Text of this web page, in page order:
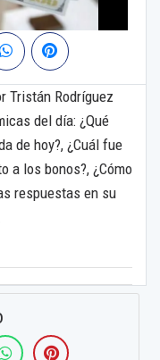
Tristán Rodríguez
del día: ¿Qué
de hoy?, ¿Cuál fue
a los bonos?, ¿Cómo
respuestas en su